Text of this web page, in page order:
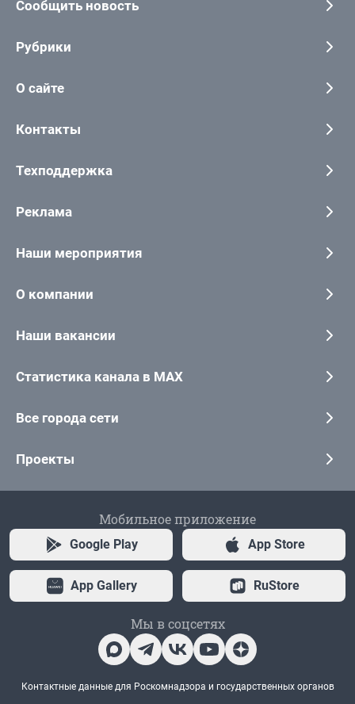
Сообщить новость
Рубрики
О сайте
Контакты
Техподдержка
Реклама
Наши мероприятия
О компании
Наши вакансии
Статистика канала в MAX
Все города сети
Проекты
Мобильное приложение
Google Play App Store
App Gallery RuStore
Мы в соцсетях
Контактные данные для Роскомнадзора и государственных органов